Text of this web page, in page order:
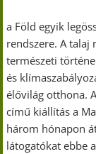
a Föld egyik
rendszere. A talaj
természeti
és
élővilág otthona.
című kiállítás a
három hónapon
látogatókat ebbe